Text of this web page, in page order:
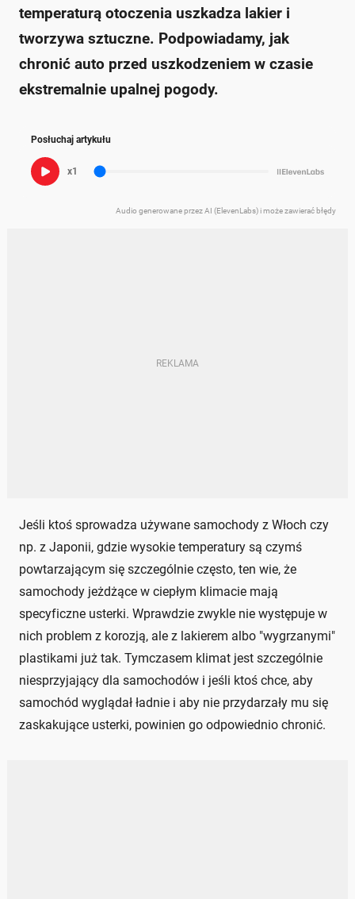
temperaturą otoczenia uszkadza lakier i
tworzywa sztuczne. Podpowiadamy, jak
chronić auto przed uszkodzeniem w czasie
ekstremalnie upalnej pogody.
Posłuchaj artykułu
x1
Audio generowane przez AI (ElevenLabs) i może zawierać błędy
Jeśli ktoś sprowadza używane samochody z Włoch czy
np. z Japonii, gdzie wysokie temperatury są czymś
powtarzającym się szczególnie często, ten wie, że
samochody jeżdżące w ciepłym klimacie mają
specyficzne usterki. Wprawdzie zwykle nie występuje w
nich problem z korozją, ale z lakierem albo "wygrzanymi"
plastikami już tak. Tymczasem klimat jest szczególnie
niesprzyjający dla samochodów i jeśli ktoś chce, aby
samochód wyglądał ładnie i aby nie przydarzały mu się
zaskakujące usterki, powinien go odpowiednio chronić.